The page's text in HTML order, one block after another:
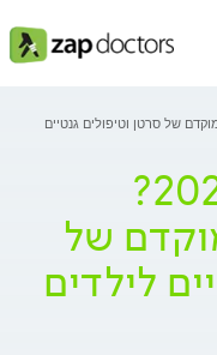
לגילוי מוקדם של סרטן וטיפולים גנטיים
מה מחכה לנו ב-2026?
של
לילדים